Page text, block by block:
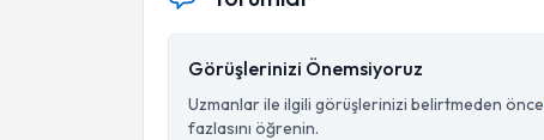
Görüşlerinizi Önemsiyoruz
Uzmanlar ile ilgili görüşlerinizi belirtmeden önce
fazlasını öğrenin.